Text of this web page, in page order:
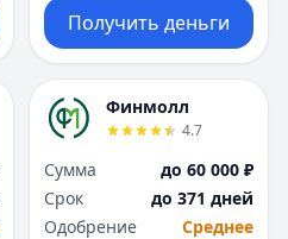
Получить деньги
Финмолл
4.7
Сумма
до 60 000 ₽
Срок
до 371 дней
Одобрение
Среднее